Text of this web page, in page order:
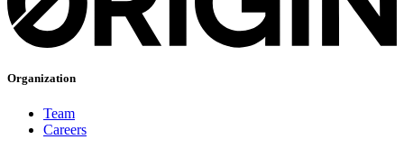
Organization
Team
Careers